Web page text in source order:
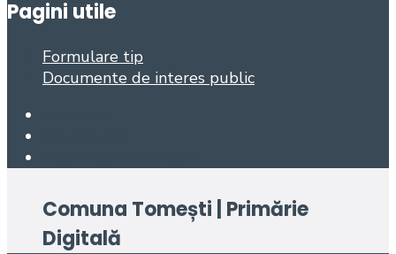
Pagini utile
Formulare tip
Documente de interes public
Comuna Tomești | Primărie
Digitală